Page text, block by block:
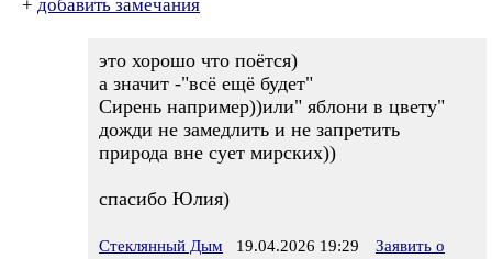
+ добавить замечания
это хорошо что поётся)
а значит -"всё ещё будет"
Сирень например))или" яблони в цвету"
дожди не замедлить и не запретить
природа вне сует мирских))
спасибо Юлия)
Стеклянный Дым 19.04.2026 19:29
Заявить о